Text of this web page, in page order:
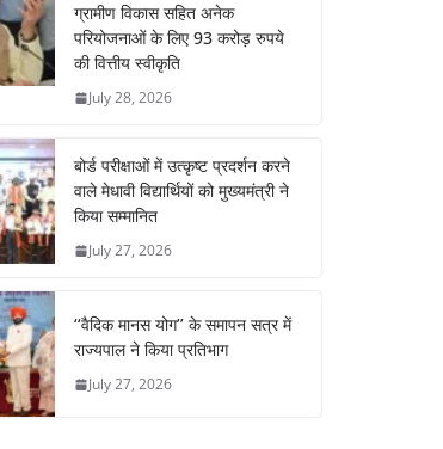
ग्रामीण विकास सहित अनेक
परियोजनाओं के लिए 93 करोड़ रुपये
की वित्तीय स्वीकृति
July 28, 2026
बोर्ड परीक्षाओं में उत्कृष्ट प्रदर्शन करने
वाले मेधावी विद्यार्थियों को मुख्यमंत्री ने
किया सम्मानित
July 27, 2026
‘‘वैदिक मानस योग’’ के समापन सत्र में
राज्यपाल ने किया प्रतिभाग
July 27, 2026